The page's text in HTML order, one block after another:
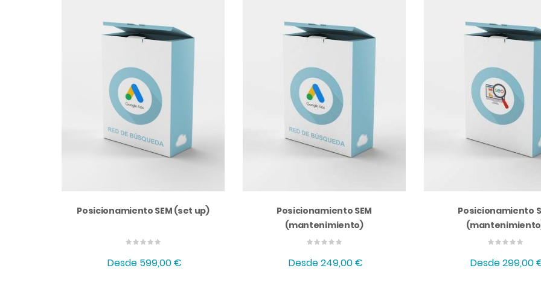
Posicionamiento SEM (set up)
Desde 599,00 €
Posicionamiento SEM
(mantenimiento)
Desde249,00 €
Posicionamiento
Desde299,00